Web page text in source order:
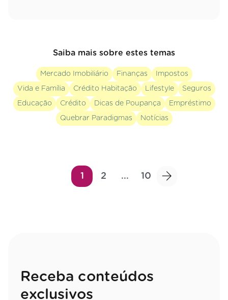
Saiba mais sobre estes temas
Mercado Imobiliário Finanças Impostos
Vida e Família Crédito Habitação Lifestyle Seguros
Educação Crédito Dicas de Poupança Empréstimo
Quebrar Paradigmas Notícias
1 2 ... 10
Receba conteúdos
exclusivos